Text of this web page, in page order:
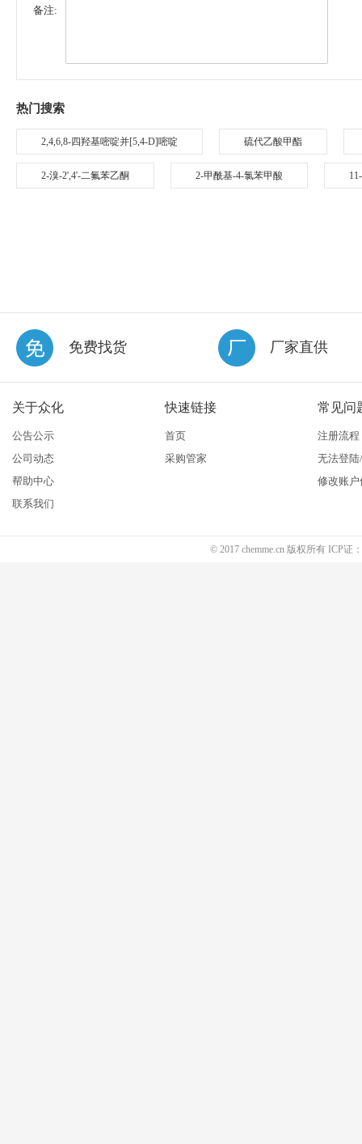
备注:
热门搜索
2,4,6,8-四羟基嘧啶并[5,4-D]嘧啶 硫代乙酸甲酯
2-溴-2',4'-二氟苯乙酮 2-甲酰基-4-氯苯甲酸
免费找货 厂家直供
关于众化
公告公示
公司动态
帮助中心
联系我们
快速链接
首页
采购管家
常见问
注册流程
无法登
修改账户
© 2017 chemme.cn 版权所有 ICP证：